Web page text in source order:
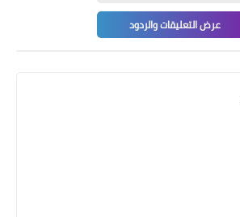
عرض التعليقات والردود